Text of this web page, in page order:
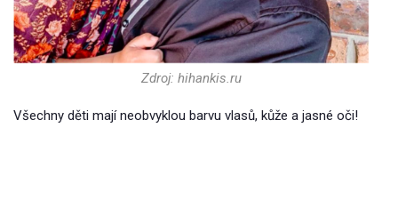
Zdroj: hihankis.ru
Všechny děti mají neobvyklou barvu vlasů, kůže a jasné oči!